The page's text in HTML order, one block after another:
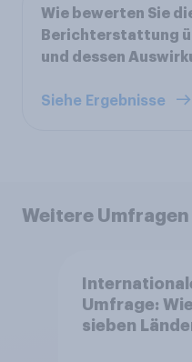
Wie bewerten Sie
Berichterstattung
und dessen
Siehe Ergebnisse
Weitere
Umfrage:
sieben